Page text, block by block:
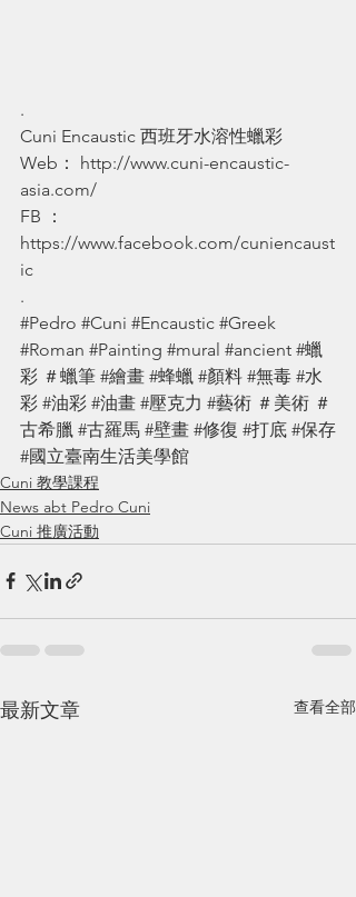
.
Cuni Encaustic 西班牙水溶性蠟彩
Web： http://www.cuni-encaustic-
asia.com/
FB ：
https://www.facebook.com/cuniencaust
ic
.
#Pedro #Cuni #Encaustic #Greek
#Roman #Painting #mural #ancient #蠟
彩 ＃蠟筆 #繪畫 #蜂蠟 #顏料 #無毒 #水
彩 #油彩 #油畫 #壓克力 #藝術 ＃美術 ＃
古希臘 #古羅馬 #壁畫 #修復 #打底 #保存
#國立臺南生活美學館
Cuni 教學課程
News abt Pedro Cuni
Cuni 推廣活動
最新文章 查看全部